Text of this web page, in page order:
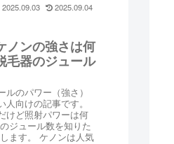
2025.09.03 2025.09.04
ノンの強さは何
毛器のジュール
のパワー（強さ）
向けの記事です。
けど照射パワーは何
ジュール数を知りた
ます。 ケノンは人気